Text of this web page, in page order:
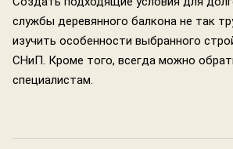
службы деревянного балкона не так
изучить особенности выбранного
СНиП. Кроме того, всегда можно
специалистам.